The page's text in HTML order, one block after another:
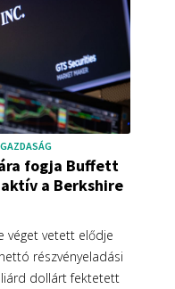
fogja Buffett
a Berkshire
véget vetett elődje
részvényeladási
dollárt fektetett